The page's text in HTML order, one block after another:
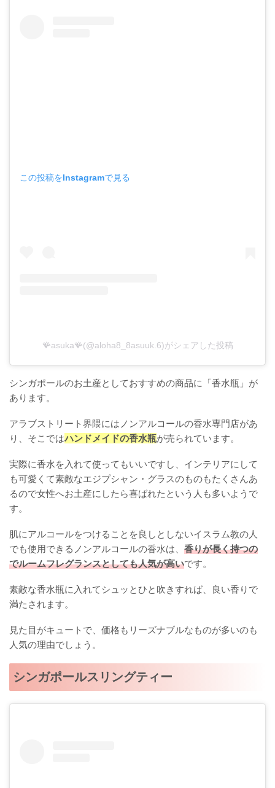
この投稿をInstagramで見る
🪸asuka🪸(@aloha8_8asuuk.6)がシェアした投稿
シンガポールのお土産としておすすめの商品に「香水瓶」が
あります。
アラブストリート界隈にはノンアルコールの香水専門店があ
り、そこではハンドメイドの香水瓶が売られています。
実際に香水を入れて使ってもいいですし、インテリアにして
も可愛くて素敵なエジプシャン・グラスのものもたくさんあ
るので女性へお土産にしたら喜ばれたという人も多いようで
す。
肌にアルコールをつけることを良しとしないイスラム教の人
でも使用できるノンアルコールの香水は、 香りが長く持つの
でルームフレグランスとしても人気が高いです。
素敵な香水瓶に入れてシュッとひと吹きすれば、良い香りで
満たされます。
見た目がキュートで、価格もリーズナブルなものが多いのも
人気の理由でしょう。
シンガポールスリングティー